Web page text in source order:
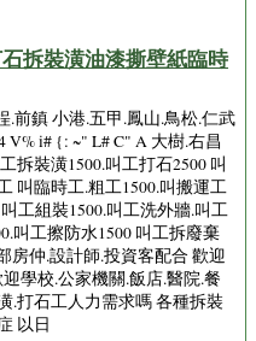
拆裝潢油漆撕壁紙臨時
.前鎮 小港.五甲.鳳山.鳥松.仁武
V% i# {: ~" L# C" A 大樹.右昌
拆裝潢1500.叫工打石2500 叫
叫臨時工.粗工1500.叫搬運工
工組裝1500.叫工洗外牆.叫工
叫工擦防水1500 叫工拆廢棄
房仲.設計師.投資客配合 歡迎
學校.公家機關.飯店.醫院.餐
.打石工人力需求嗎 各種拆裝
以日